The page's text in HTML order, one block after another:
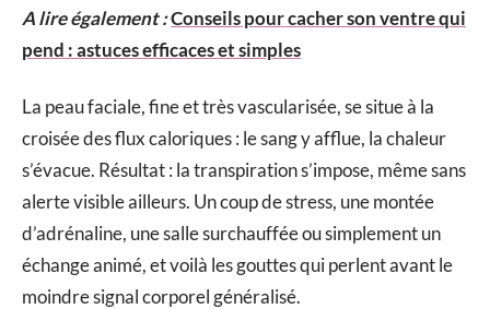
A lire également :Conseils pour cacher son ventre qui
pend : astuces efficaces et simples
La peau faciale, fine et très vascularisée, se situe à la
croisée des flux caloriques : le sang y afflue, la chaleur
s’évacue. Résultat : la transpiration s’impose, même sans
alerte visible ailleurs. Un coup de stress, une montée
d’adrénaline, une salle surchauffée ou simplement un
échange animé, et voilà les gouttes qui perlent avant le
moindre signal corporel généralisé.